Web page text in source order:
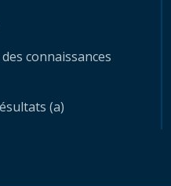
connaissances
(a)